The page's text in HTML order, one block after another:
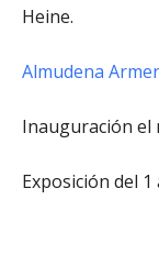
Heine.
Almudena
Inauguración el
Exposición del